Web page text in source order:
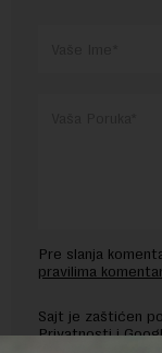
Pre slanja
pravilima
Sajt je zaštićen
Privatnostii